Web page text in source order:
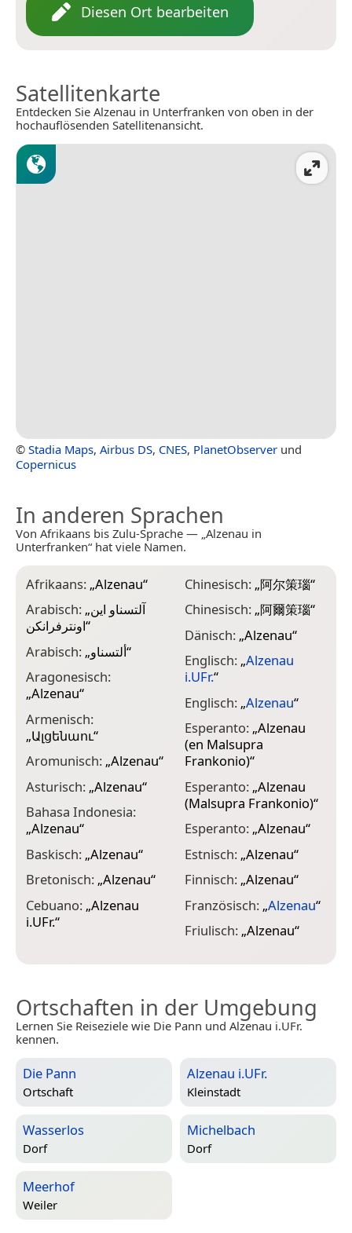
Diesen Ort bearbeiten
Satellitenkarte
Entdecken Sie Alzenau in Unterfranken von oben in der
hochauflösenden Satellitenansicht.
© Stadia Maps, Airbus DS, CNES, PlanetObserver und
Copernicus
In anderen Sprachen
Von Afrikaans bis Zulu-Sprache — „Alzenau in
Unterfranken“ hat viele Namen.
Afrikaans: „Alzenau“
Arabisch: „آلتسناو اين
اونترفرانكن“
Arabisch: „ألتسناو“
Aragonesisch:
„Alzenau“
Armenisch:
„Ալցենաու“
Aromunisch: „Alzenau“
Asturisch: „Alzenau“
Bahasa Indonesia:
„Alzenau“
Baskisch: „Alzenau“
Bretonisch: „Alzenau“
Cebuano: „Alzenau
i.UFr.“
Chinesisch: „阿尔策瑙“
Chinesisch: „阿爾策瑙“
Dänisch: „Alzenau“
Englisch: „Alzenau
i.UFr.“
Englisch: „Alzenau“
Esperanto: „Alzenau
(en Malsupra
Frankonio)“
Esperanto: „Alzenau
(Malsupra Frankonio)“
Esperanto: „Alzenau“
Estnisch: „Alzenau“
Finnisch: „Alzenau“
Französisch: „Alzenau“
Friulisch: „Alzenau“
Ortschaften in der Umgebung
Lernen Sie Reiseziele wie Die Pann und Alzenau i.UFr.
kennen.
Die Pann
Ortschaft
Alzenau i.UFr.
Kleinstadt
Wasserlos
Dorf
Michelbach
Dorf
Meerhof
Weiler